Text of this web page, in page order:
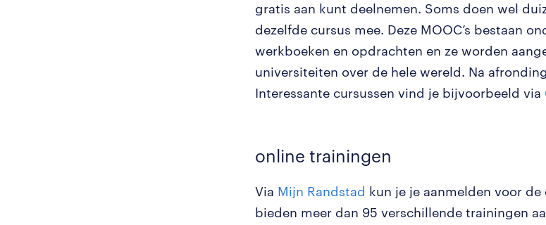
gratis aan kunt deelnemen. Soms doen wel
dezelfde cursus mee. Deze MOOC’s bestaan
werkboeken en opdrachten en ze worden
universiteiten over de hele wereld. Na
Interessante cursussen vind je bijvoorbeeld via
online trainingen
Via Mijn Randstad kun je je aanmelden voor
bieden meer dan 95 verschillende trainingen